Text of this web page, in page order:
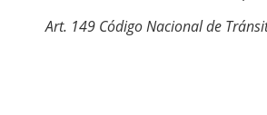
Art. 149 Código Nacional de